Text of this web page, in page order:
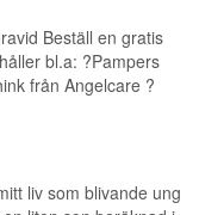
Beställ en gratis
bl.a: ?Pampers
från Angelcare ?
liv som blivande ung